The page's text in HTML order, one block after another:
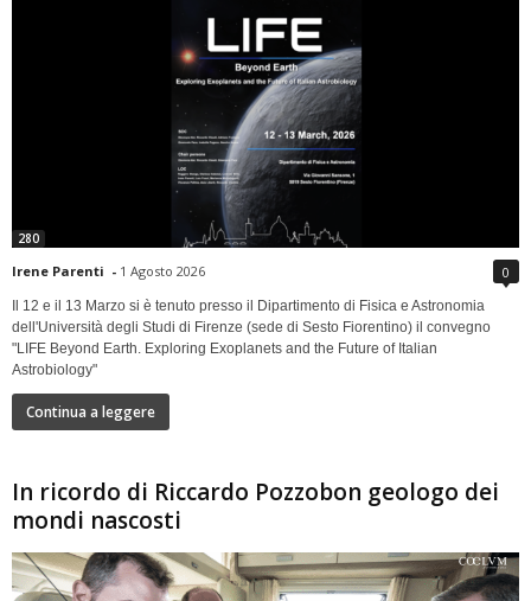
280
Irene Parenti - 1 Agosto 2026 0
Il 12 e il 13 Marzo si è tenuto presso il Dipartimento di Fisica e Astronomia
dell'Università degli Studi di Firenze (sede di Sesto Fiorentino) il convegno
"LIFE Beyond Earth. Exploring Exoplanets and the Future of Italian
Astrobiology"
Continua a leggere
In ricordo di Riccardo Pozzobon geologo dei
mondi nascosti